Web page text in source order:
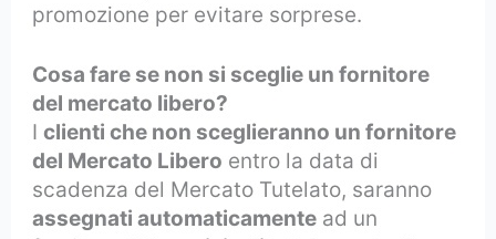
promozione per evitare sorprese.
Cosa fare se non si sceglie un fornitore
del mercato libero?
Iclienti che non sceglieranno un fornitore
del Mercato Libero entro la data di
scadenza del Mercato Tutelato, saranno
assegnati automaticamente ad un